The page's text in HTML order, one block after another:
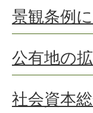
景観条例
公有地の
社会資本